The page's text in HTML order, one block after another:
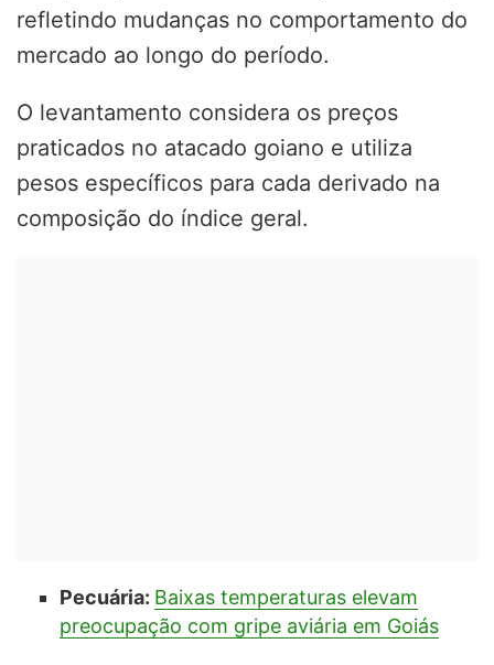
refletindo mudanças no comportamento do
mercado ao longo do período.
O levantamento considera os preços
praticados no atacado goiano e utiliza
pesos específicos para cada derivado na
composição do índice geral.
Pecuária: Baixas temperaturas elevam
preocupação com gripe aviária em Goiás